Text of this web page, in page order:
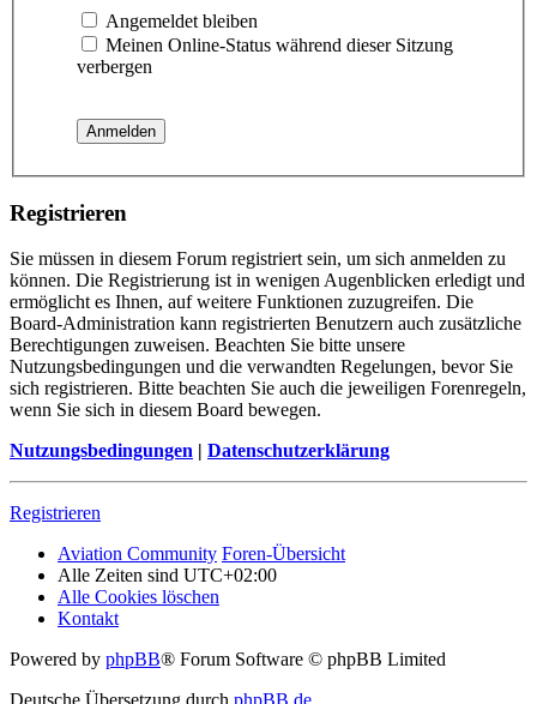
Angemeldet bleiben
Meinen Online-Status während dieser Sitzung
verbergen
Registrieren
Sie müssen in diesem Forum registriert sein, um sich anmelden zu
können. Die Registrierung ist in wenigen Augenblicken erledigt und
ermöglicht es Ihnen, auf weitere Funktionen zuzugreifen. Die
Board-Administration kann registrierten Benutzern auch zusätzliche
Berechtigungen zuweisen. Beachten Sie bitte unsere
Nutzungsbedingungen und die verwandten Regelungen, bevor Sie
sich registrieren. Bitte beachten Sie auch die jeweiligen Forenregeln,
wenn Sie sich in diesem Board bewegen.
Nutzungsbedingungen | Datenschutzerklärung
Registrieren
Aviation Community Foren-Übersicht
Alle Zeiten sind UTC+02:00
Alle Cookies löschen
Kontakt
Powered by phpBB® Forum Software © phpBB Limited